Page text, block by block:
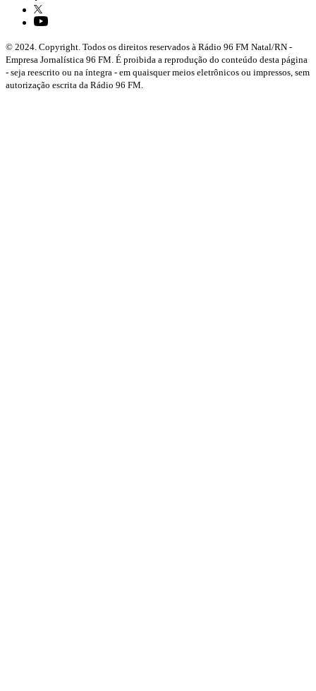
© 2024. Copyright. Todos os direitos reservados à Rádio 96 FM Natal/RN -
Empresa Jornalística 96 FM. É proibida a reprodução do conteúdo desta página
- seja reescrito ou na íntegra - em quaisquer meios eletrônicos ou impressos, sem
autorização escrita da Rádio 96 FM.